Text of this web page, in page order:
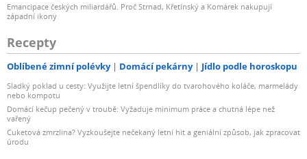
Emancipace českých miliardářů. Proč Strnad, Křetínský a Komárek nakupují
západní ikony
Recepty
Oblíbené zimní polévky Domácí pekárny Jídlo podle horoskopu
Sladký poklad u cesty: Využijte letní špendlíky do tvarohového koláče, marmelády
nebo kompotu
Domácí kečup pečený v troubě: Vyžaduje minimum práce a chutná lépe než
vařený
Cuketová zmrzlina? Vyzkoušejte nečekaný letní hit a geniální způsob, jak zpracovat
úrodu